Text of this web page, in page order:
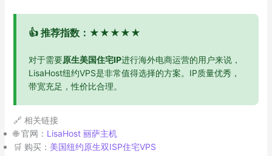
👍 推荐指数：★★★★★
对于需要原生美国住宅IP进行海外电商运营的用户来说，
LisaHost纽约VPS是非常值得选择的方案。IP质量优秀，
带宽充足，性价比合理。
🔗 相关链接
🌐 官网： LisaHost 丽萨主机
🛒 购买： 美国纽约原生双ISP住宅VPS